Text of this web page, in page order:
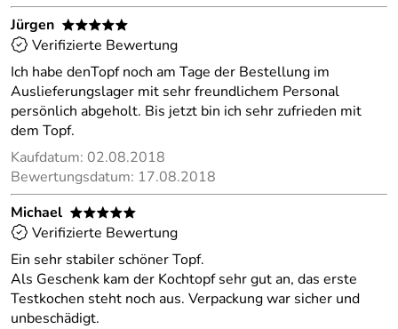
Jürgen
*****
Verifizierte Bewertung
Ich habe denTopf noch am Tage der Bestellung im
Auslieferungslager mit sehr freundlichem Personal
persönlich abgeholt. Bis jetzt bin ich sehr zufrieden mit
dem Topf.
Kaufdatum: 02.08.2018
Bewertungsdatum: 17.08.2018
Michael
*****
Verifizierte Bewertung
Ein sehr stabiler schöner Topf.
Als Geschenk kam der Kochtopf sehr gut an, das erste
Testkochen steht noch aus. Verpackung war sicher und
unbeschädigt.